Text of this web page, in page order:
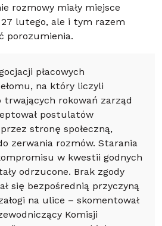
rozmowy miały miejsce
27 lutego, ale i tym razem
porozumienia.
płacowych
na który liczyli
trwających rokowań zarząd
postulatów
stronę społeczną,
zerwania rozmów. Starania
w kwestii godnych
odrzucone. Brak zgody
się bezpośrednią przyczyną
na ulice – skomentował
Komisji